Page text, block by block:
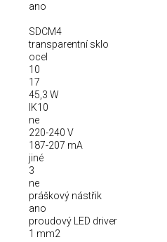
ano
SDCM4
transparentní sklo
ocel
10
17
45,3 W
IK10
ne
220-240 V
187-207 mA
jiné
3
ne
práškový nástřik
ano
proudový LED driver
1 mm2